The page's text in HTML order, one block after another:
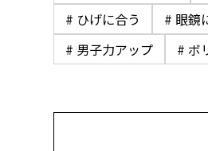
# ひげに合う
# 眼鏡
# 男子力アップ
# ボ